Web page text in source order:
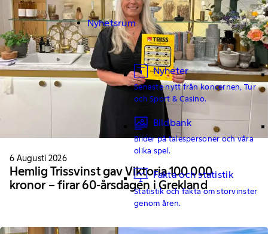
Nyhetsrum
Nyheter
Senaste nytt från koncernen, Tur
och Sport & Casino.
Bildbank
Bilder på talespersoner och våra
olika spel.
Fakta och statistik
Statistik och fakta om storvinster
genom åren.
6 Augusti 2026
Hemlig Trissvinst gav Viktoria 100 000
kronor – firar 60-årsdagen i Grekland